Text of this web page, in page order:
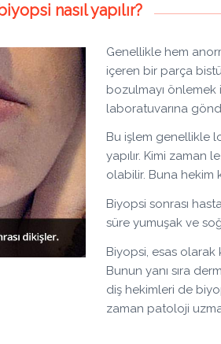
nasıl yapılır?
Genellikle hem
içeren bir parça
bozulmayı önlemek
laboratuvarına
Bu işlem genellikle
yapılır. Kimi zaman
olabilir. Buna hekim
Biyopsi sonrası
süre yumuşak ve
Biyopsi, esas olarak
Bunun yanı sıra
diş hekimleri de
zaman patoloji